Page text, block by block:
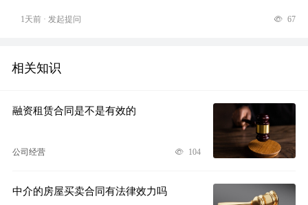
1天前 · 发起提问 67
相关知识
融资租赁合同是不是有效的
公司经营 104
中介的房屋买卖合同有法律效力吗